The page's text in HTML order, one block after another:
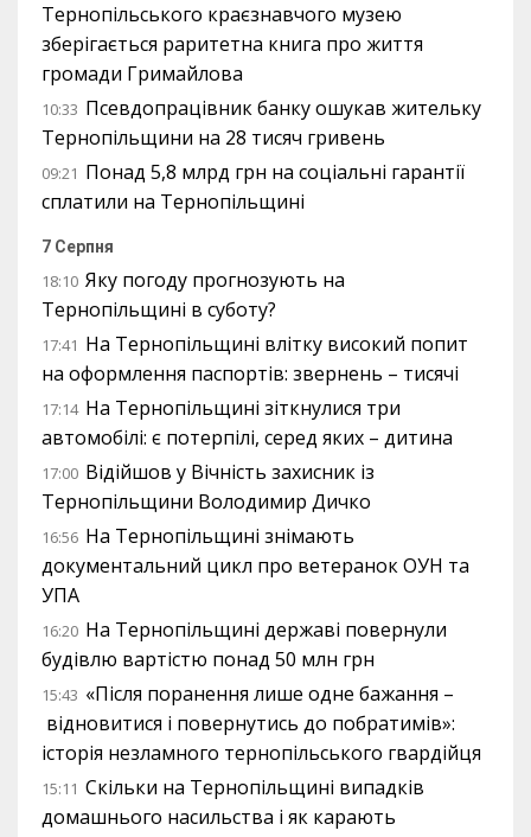
Тернопільського краєзнавчого музею
зберігається раритетна книга про життя
громади Гримайлова
10:33 Псевдопрацівник банку ошукав жительку
Тернопільщини на 28 тисяч гривень
09:21 Понад 5,8 млрд грн на соціальні гарантії
сплатили на Тернопільщині
7 Серпня
18:10 Яку погоду прогнозують на
Тернопільщині в суботу?
17:41 На Тернопільщині влітку високий попит
на оформлення паспортів: звернень – тисячі
17:14 На Тернопільщині зіткнулися три
автомобілі: є потерпілі, серед яких – дитина
17:00 Відійшов у Вічність захисник із
Тернопільщини Володимир Дичко
16:56 На Тернопільщині знімають
документальний цикл про ветеранок ОУН та
УПА
16:20 На Тернопільщині державі повернули
будівлю вартістю понад 50 млн грн
15:43 «Після поранення лише одне бажання –
відновитися і повернутись до побратимів»:
історія незламного тернопільського гвардійця
15:11 Скільки на Тернопільщині випадків
домашнього насильства і як карають